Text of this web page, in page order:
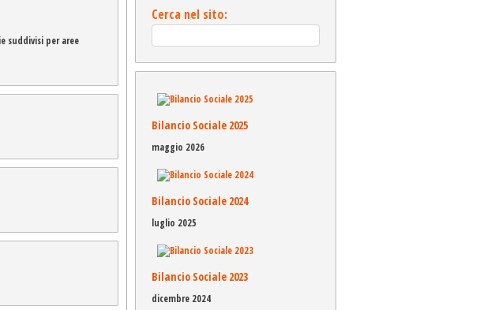
suddivisi per aree
Cerca nel sito:
Bilancio Sociale 2025
maggio 2026
Bilancio Sociale 2024
luglio 2025
Bilancio Sociale 2023
dicembre 2024